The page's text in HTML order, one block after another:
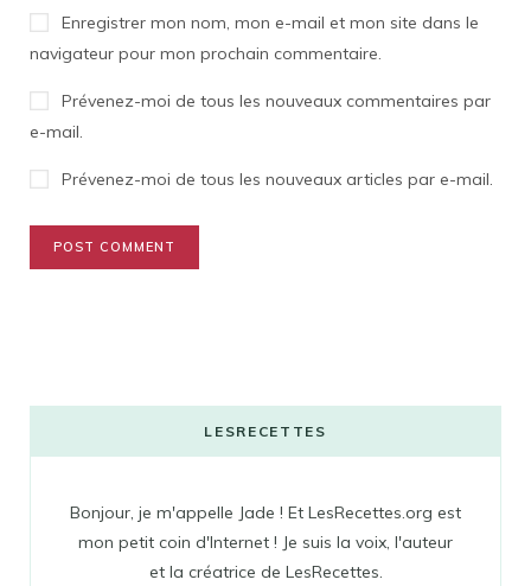
Enregistrer mon nom, mon e-mail et mon site dans le
navigateur pour mon prochain commentaire.
Prévenez-moi de tous les nouveaux commentaires par
e-mail.
Prévenez-moi de tous les nouveaux articles par e-mail.
LESRECETTES
Bonjour, je m'appelle Jade ! Et LesRecettes.org est
mon petit coin d'Internet ! Je suis la voix, l'auteur
et la créatrice de LesRecettes.